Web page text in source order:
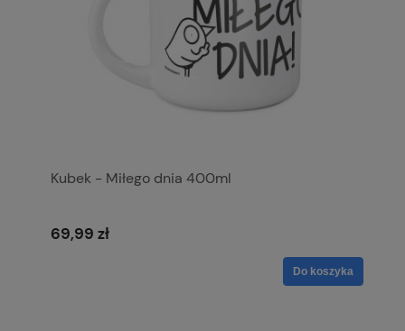
Kubek - Miłego dnia 400ml
69,99 zł
Do koszyka